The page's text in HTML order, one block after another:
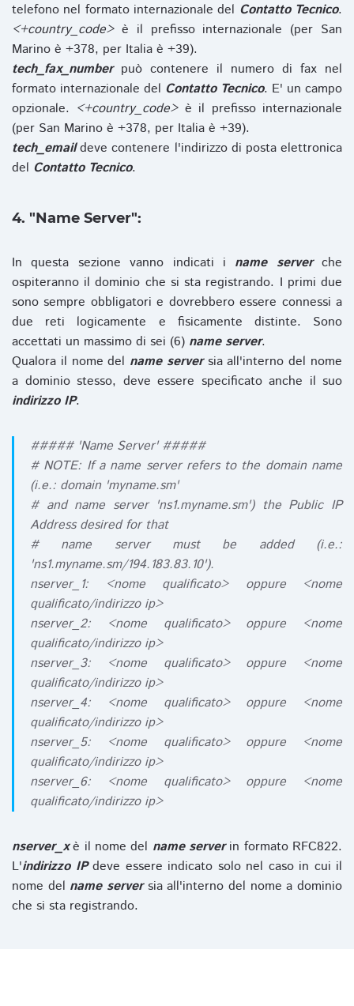
telefono nel formato internazionale del Contatto Tecnico.
<+country_code>è il prefisso internazionale (per San
Marino è +378, per Italia è +39).
tech_fax_numberpuò contenere il numero di fax nel
formato internazionale del Contatto Tecnico. E' un campo
opzionale. <+country_code>è il prefisso internazionale
(per San Marino è +378, per Italia è +39).
tech_emaildeve contenere l'indirizzo di posta elettronica
del Contatto Tecnico.
4. "Name Server":
In questa sezione vanno indicati i name serverche
ospiteranno il dominio che si sta registrando. I primi due
sono sempre obbligatori e dovrebbero essere connessi a
due reti logicamente e fisicamente distinte. Sono
accettati un massimo di sei (6) name server.
Qualora il nome del name serversia all'interno del nome
a dominio stesso, deve essere specificato anche il suo
indirizzo IP.
##### 'Name Server' #####
# NOTE: If a name server refers to the domain name
(i.e.: domain 'myname.sm'
# and name server 'ns1.myname.sm') the Public IP
Address desired for that
# name server must be added (i.e.:
'ns1.myname.sm/194.183.83.10').
nserver_1: <nome qualificato> oppure <nome
qualificato/indirizzo ip>
nserver_2: <nome qualificato> oppure <nome
qualificato/indirizzo ip>
nserver_3: <nome qualificato> oppure <nome
qualificato/indirizzo ip>
nserver_4: <nome qualificato> oppure <nome
qualificato/indirizzo ip>
nserver_5: <nome qualificato> oppure <nome
qualificato/indirizzo ip>
nserver_6: <nome qualificato> oppure <nome
qualificato/indirizzo ip>
nserver_xè il nome del name serverin formato RFC822.
L'indirizzo IPdeve essere indicato solo nel caso in cui il
nome del name serversia all'interno del nome a dominio
che si sta registrando.